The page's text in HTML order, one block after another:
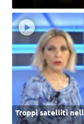
Troppi satelliti